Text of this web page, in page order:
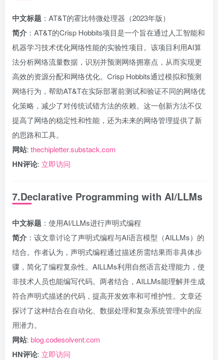
中文标题 ：AT&T的霍比特微处理器（2023年版）
简介 ：AT&T的Crisp Hobbits项目是一个旨在通过人工智能和
机器学习技术优化网络性能的实验性项目。该项目利用AI算
法分析网络流量数据，识别并预测网络拥塞点，从而实现更
高效的资源分配和网络优化。Crisp Hobbits通过模拟和预测
网络行为，帮助AT&T在实际部署前测试和验证不同的网络优
化策略，减少了对传统试错方法的依赖。这一创新方法不仅
提高了网络的稳定性和性能，还为未来的网络管理提供了新
的思路和工具。
网站: thechipletter.substack.com
HN评论: 立即访问
7.Declarative Programming with AI/LLMs
中文标题 ：使用AI/LLMs进行声明式编程
简介 ：该文章讨论了声明式编程与AI语言模型（AILLMs）的
结合。作者认为，声明式编程通过描述所需结果而非具体步
骤，简化了编程复杂性。AILLMs利用自然语言处理能力，使
非技术人员也能编写代码。两者结合，AILLMs能理解并生成
符合声明式描述的代码，提高开发效率和可维护性。文章还
探讨了这种结合在自动化、数据处理和复杂系统管理中的应
用潜力。
网站: blog.codesolvent.com
HN评论: 立即访问